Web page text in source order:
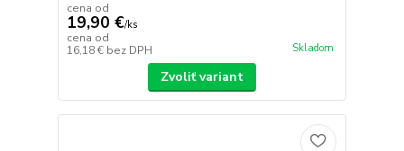
cena od
19,90 €/ks
cena od
16,18 € bez DPH Skladom
Zvoliť variant